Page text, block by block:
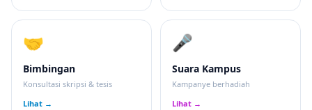
🤝
Bimbingan
Konsultasi skripsi & tesis
Lihat →
🎤
Suara Kampus
Kampanye berhadiah
Lihat →